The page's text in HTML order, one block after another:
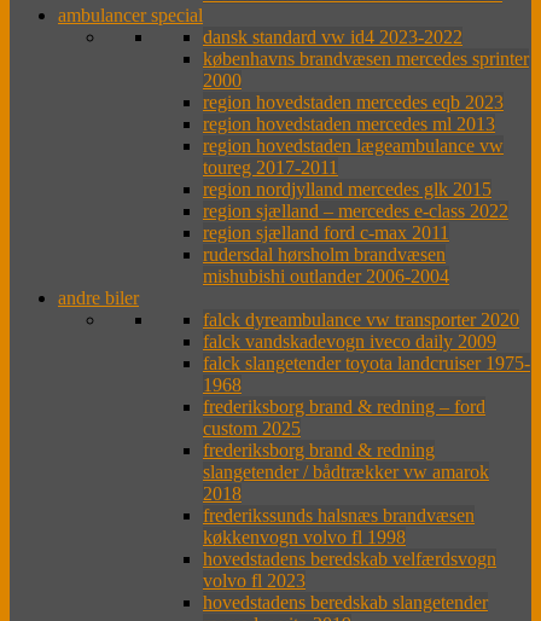
ambulancer special
dansk standard vw id4 2023-2022
københavns brandvæsen mercedes sprinter
2000
region hovedstaden mercedes eqb 2023
region hovedstaden mercedes ml 2013
region hovedstaden lægeambulance vw
toureg 2017-2011
region nordjylland mercedes glk 2015
region sjælland – mercedes e-class 2022
region sjælland ford c-max 2011
rudersdal hørsholm brandvæsen
mishubishi outlander 2006-2004
andre biler
falck dyreambulance vw transporter 2020
falck vandskadevogn iveco daily 2009
falck slangetender toyota landcruiser 1975-
1968
frederiksborg brand & redning – ford
custom 2025
frederiksborg brand & redning
slangetender / bådtrækker vw amarok
2018
frederikssunds halsnæs brandvæsen
køkkenvogn volvo fl 1998
hovedstadens beredskab velfærdsvogn
volvo fl 2023
hovedstadens beredskab slangetender